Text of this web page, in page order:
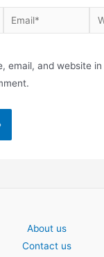
Email*
email, and website
About us
Contact us